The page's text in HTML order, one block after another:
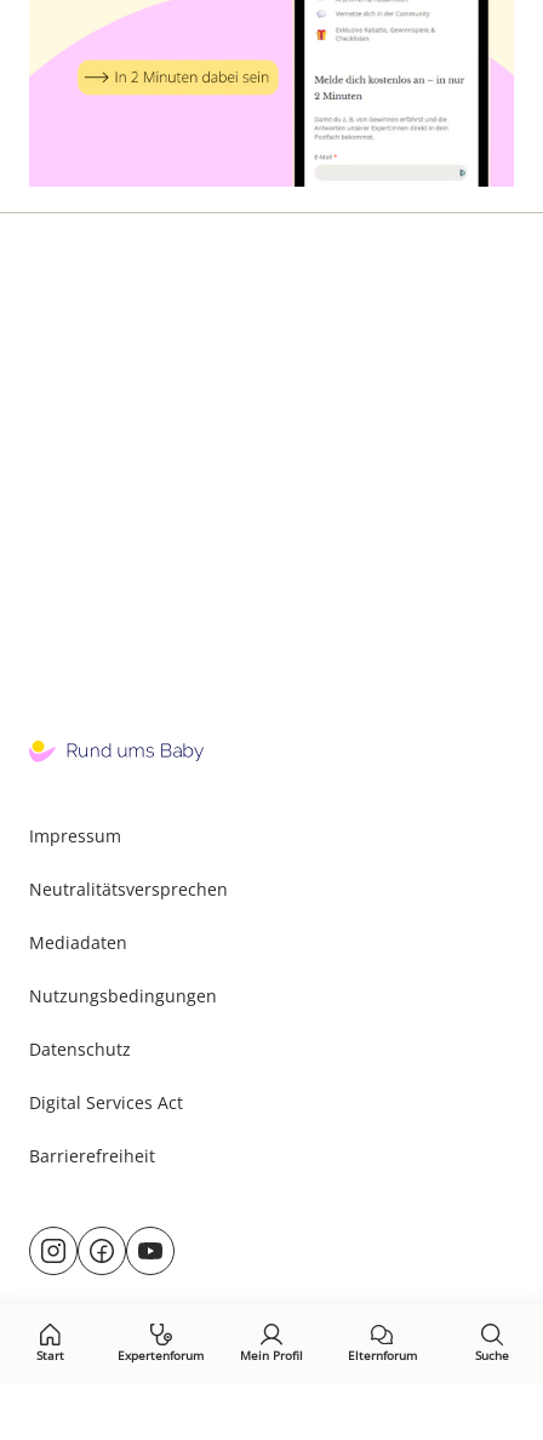
Start Expertenforum Mein Profil Elternforum Suche
Impressum
Neutralitätsversprechen
Mediadaten
Nutzungsbedingungen
Datenschutz
Digital Services Act
Barrierefreiheit
Besuche
uns@rund.ums.baby
facebook.com/rundumsbaby.de
youtube.com/@rundumsbaby_